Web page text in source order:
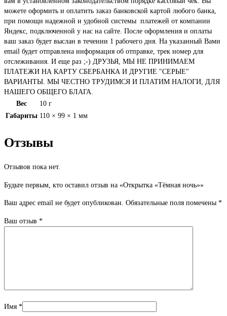
можете оформить и оплатить заказ банковской картой любого банка,
при помощи надежной и удобной системы платежей от компании
Яндекс, подключенной у нас на сайте. После оформления и оплаты
ваш заказ будет выслан в течении 1 рабочего дня. На указанный Вами
email будет отправлена информация об отправке, трек номер для
отслеживания. И еще раз ;-) ДРУЗЬЯ, МЫ НЕ ПРИНИМАЕМ
ПЛАТЕЖИ НА КАРТУ СБЕРБАНКА И ДРУГИЕ "СЕРЫЕ"
ВАРИАНТЫ. МЫ ЧЕСТНО ТРУДИМСЯ И ПЛАТИМ НАЛОГИ, ДЛЯ
НАШЕГО ОБЩЕГО БЛАГА.
Вес
10 г
Габариты 110 × 99 × 1 мм
Отзывы
Отзывов пока нет.
Будьте первым, кто оставил отзыв на «Открытка «Тёмная ночь»»
Ваш адрес email не будет опубликован. Обязательные поля помечены *
Ваш отзыв *
Имя *